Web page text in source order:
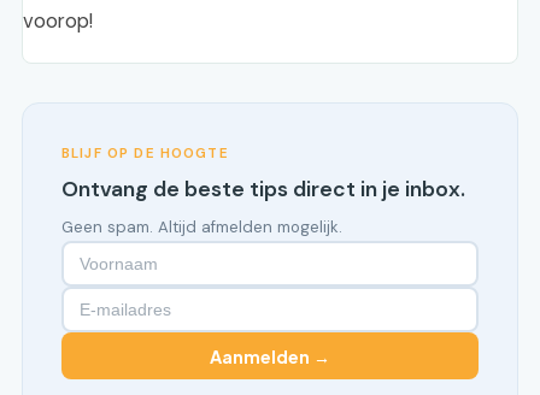
voorop!
BLIJF OP DE HOOGTE
Ontvang de beste tips direct in je inbox.
Geen spam. Altijd afmelden mogelijk.
Aanmelden →